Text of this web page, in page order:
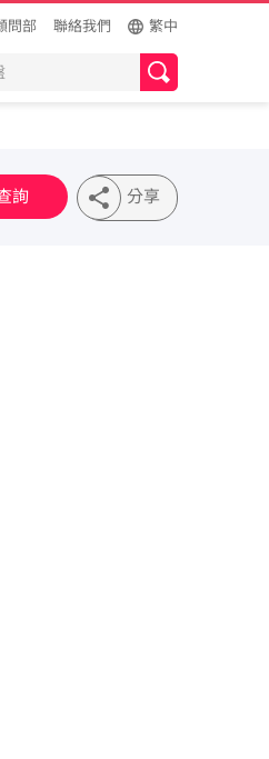
問部 聯絡我們 繁中
詢 分享